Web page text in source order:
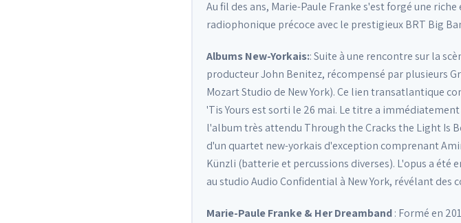
Au fil des ans, Marie-Paule Franke s'est forgé une
radiophonique précoce avec le prestigieux BRT Big
Albums New-Yorkais:: Suite à une rencontre sur la
producteur John Benitez, récompensé par plusieurs
Mozart Studio de New York). Ce lien transatlantique
'Tis Yours est sorti le 26 mai. Le titre a
l'album très attendu Through the Cracks the Light Is
d'un quartet new-yorkais d'exception comprenant
Künzli (batterie et percussions diverses). L'opus a
au studio Audio Confidential à New York, révélant
Marie-Paule Franke & Her Dreamband: Formé en